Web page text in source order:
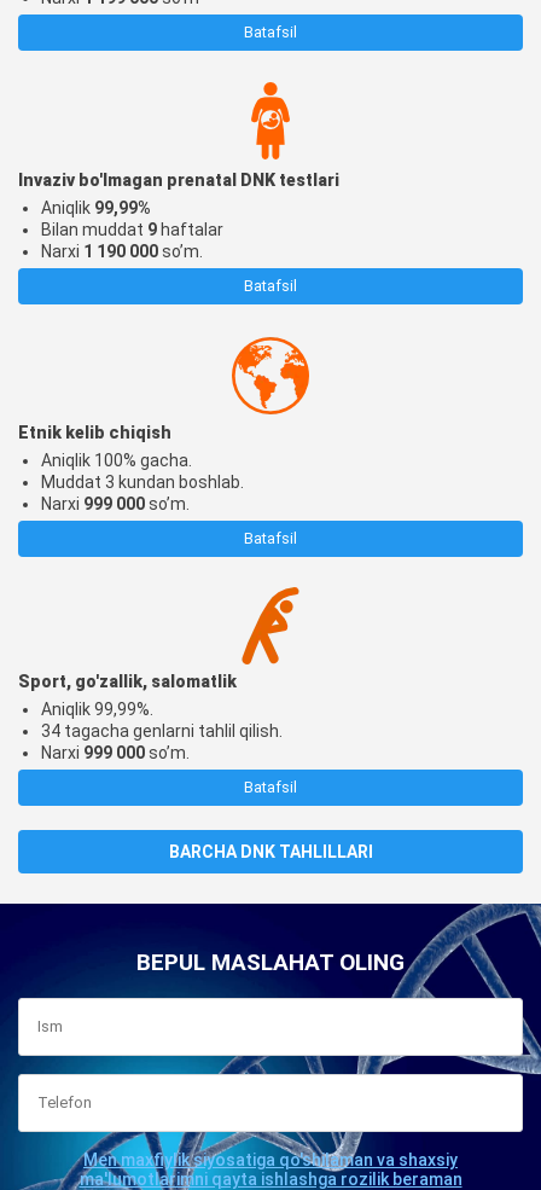
Batafsil
Invaziv bo'lmagan prenatal DNK testlari
Aniqlik 99,99%
Bilan muddat 9 haftalar
Narxi 1 190 000so’m.
Batafsil
Etnik kelib chiqish
Aniqlik 100% gacha.
Muddat 3 kundan boshlab.
Narxi 999 000so’m.
Batafsil
Sport, go'zallik, salomatlik
Aniqlik 99,99%.
34 tagacha genlarni tahlil qilish.
Narxi 999 000so’m.
Batafsil
BARCHA DNK TAHLILLARI
BEPUL MASLAHAT OLING
Men maxfiylik siyosatiga qo'shilaman va shaxsiy
ma'lumotlarimni qayta ishlashga rozilik beraman